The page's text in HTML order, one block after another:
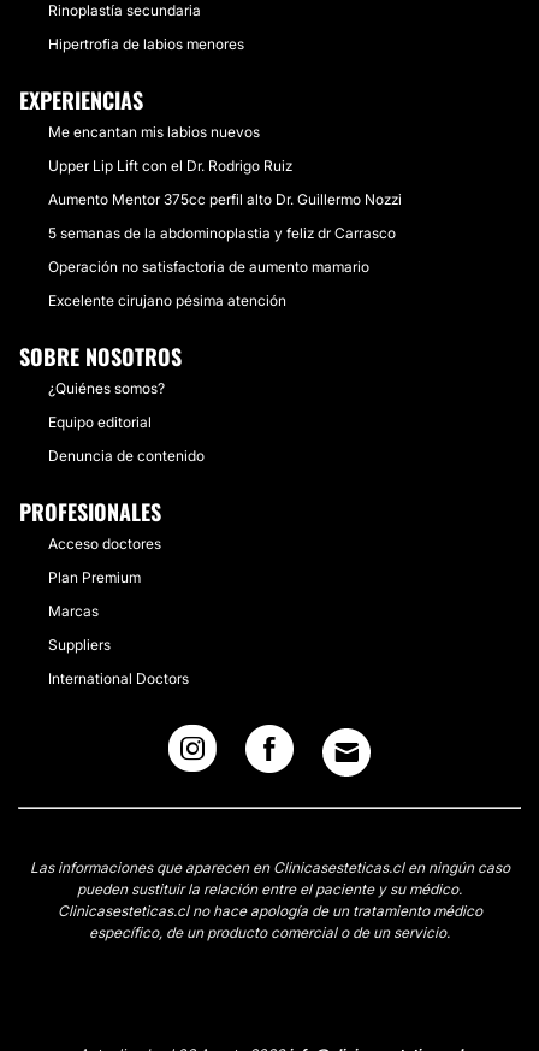
Rinoplastía secundaria
Hipertrofia de labios menores
EXPERIENCIAS
Me encantan mis labios nuevos
Upper Lip Lift con el Dr. Rodrigo Ruiz
Aumento Mentor 375cc perfil alto Dr. Guillermo Nozzi
5 semanas de la abdominoplastia y feliz dr Carrasco
Operación no satisfactoria de aumento mamario
Excelente cirujano pésima atención
SOBRE NOSOTROS
¿Quiénes somos?
Equipo editorial
Denuncia de contenido
PROFESIONALES
Acceso doctores
Plan Premium
Marcas
Suppliers
International Doctors
Las informaciones que aparecen en Clinicasesteticas.cl en ningún caso
pueden sustituir la relación entre el paciente y su médico.
Clinicasesteticas.cl no hace apología de un tratamiento médico
específico, de un producto comercial o de un servicio.